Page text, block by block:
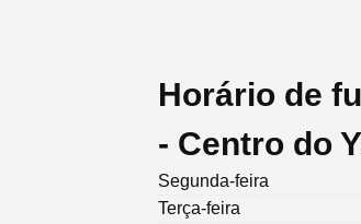
Horário de
- Centro do
Segunda-feira
Terça-feira